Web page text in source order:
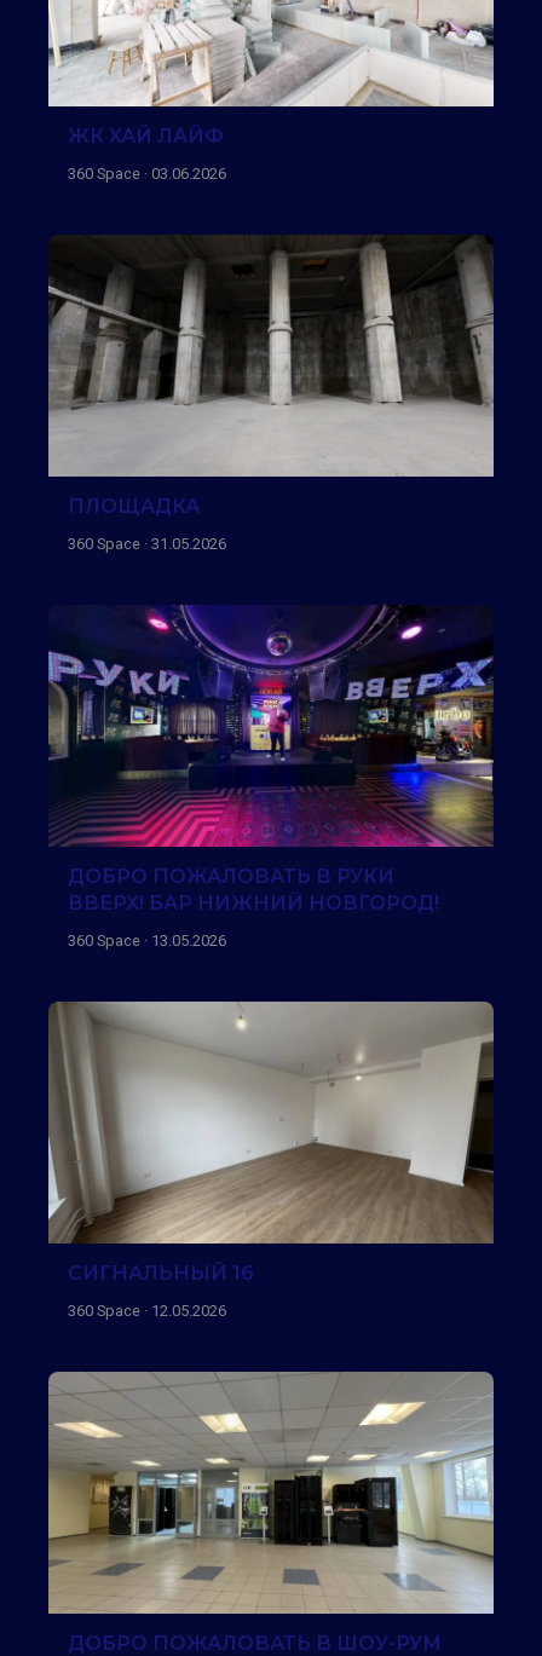
ЖК ХАЙ ЛАЙФ
360 Space · 03.06.2026
ПЛОЩАДКА
360 Space · 31.05.2026
ДОБРО ПОЖАЛОВАТЬ В РУКИ
ВВЕРХ! БАР НИЖНИЙ НОВГОРОД!
360 Space · 13.05.2026
СИГНАЛЬНЫЙ 16
360 Space · 12.05.2026
ДОБРО ПОЖАЛОВАТЬ В ШОУ-РУМ